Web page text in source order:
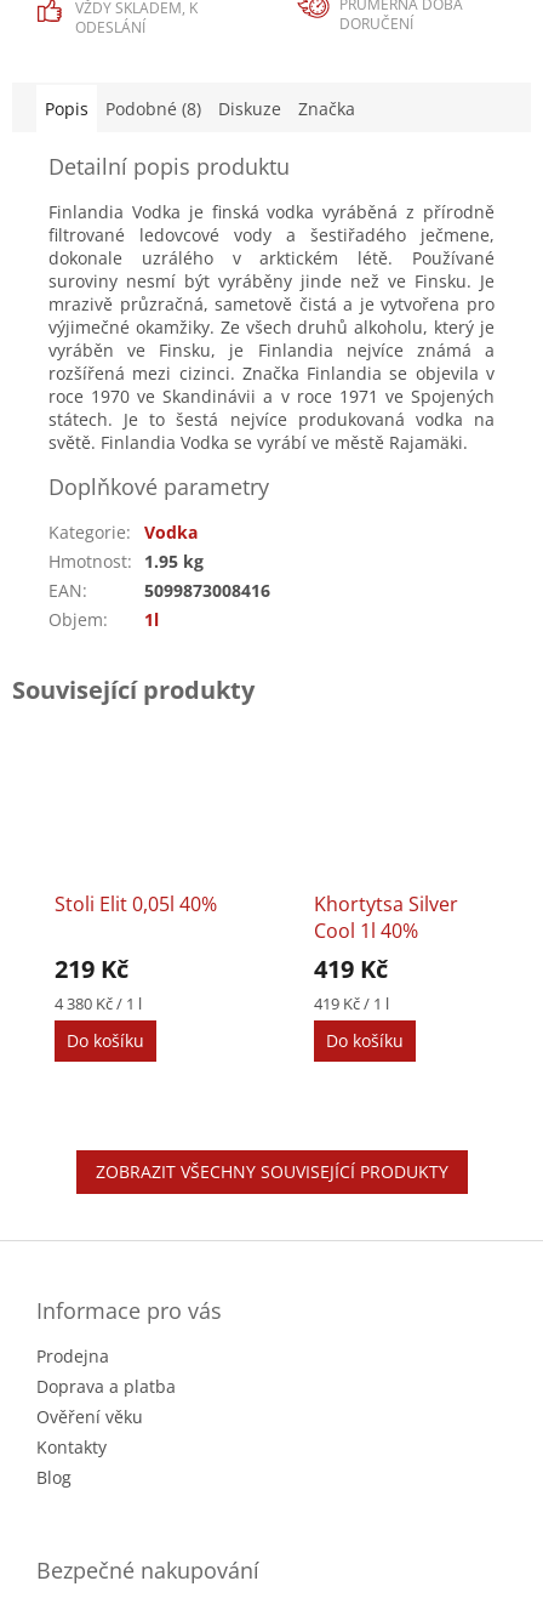
VŽDY SKLADEM, K
ODESLÁNÍ
DORUČENÍ
Popis Podobné (8) Diskuze Značka
Detailní popis produktu
Finlandia Vodka je finská vodka vyráběná z přírodně
filtrované ledovcové vody a šestiřadého ječmene,
dokonale uzrálého v arktickém létě. Používané
suroviny nesmí být vyráběny jinde než ve Finsku. Je
mrazivě průzračná, sametově čistá a je vytvořena pro
výjimečné okamžiky. Ze všech druhů alkoholu, který je
vyráběn ve Finsku, je Finlandia nejvíce známá a
rozšířená mezi cizinci. Značka Finlandia se objevila v
roce 1970 ve Skandinávii a v roce 1971 ve Spojených
státech. Je to šestá nejvíce produkovaná vodka na
světě. Finlandia Vodka se vyrábí ve městě Rajamäki.
Doplňkové parametry
Kategorie:
Vodka
Hmotnost:
1.95 kg
EAN:
5099873008416
Objem: 1l
Související produkty
Stoli Elit 0,05l 40%
219 Kč
Měrná
cena:
4 380 Kč / 1 l
Do košíku
Khortytsa Silver
Cool 1l 40%
419 Kč
Měrná
cena:
419 Kč / 1 l
Do košíku
ZOBRAZIT VŠECHNY SOUVISEJÍCÍ PRODUKTY
Informace pro vás
Prodejna
Doprava a platba
Ověření věku
Kontakty
Blog
Bezpečné nakupování